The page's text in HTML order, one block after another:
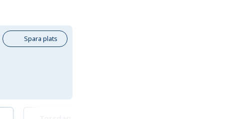
Spara plats